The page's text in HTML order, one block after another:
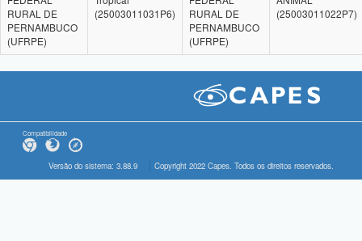
RURAL DE
PERNAMBUCO
(UFRPE)
(25003011031P6)
RURAL DE
PERNAMBUCO
(UFRPE)
(25003011022P7)
Compatibilidade
Versão do sistema: 3.88.9 Copyright 2022 Capes. Todos os direitos reservados.